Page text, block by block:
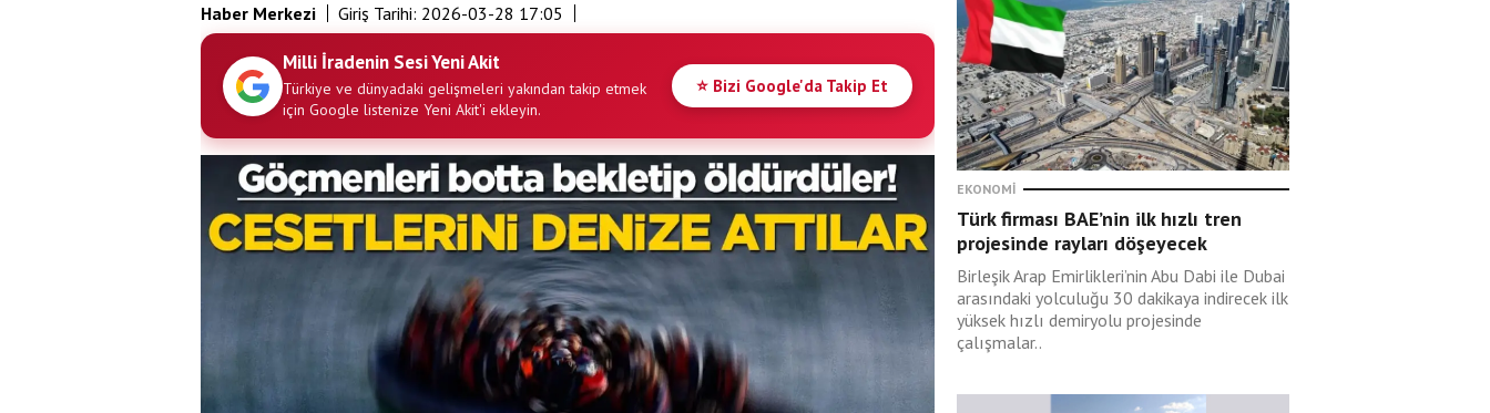
Haber Merkezi Giriş Tarihi: 2026-03-28 17:05
Milli İradenin Sesi Yeni Akit
Türkiye ve dünyadaki gelişmeleri yakından takip etmek
için Google listenize Yeni Akit'i ekleyin.
⭐ Bizi Google'da Takip Et
EKONOMI
Türk firması BAE’nin ilk hızlı tren
projesinde rayları döşeyecek
Birleşik Arap Emirlikleri’nin Abu Dabi ile Dubai
arasındaki yolculuğu 30 dakikaya indirecek ilk
yüksek hızlı demiryolu projesinde
çalışmalar..